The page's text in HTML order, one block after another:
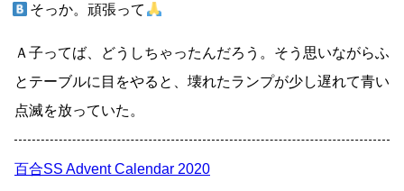
そっか。頑張って
Ａ子ってば、どうしちゃったんだろう。そう思いながらふ
とテーブルに目をやると、壊れたランプが少し遅れて青い
点滅を放っていた。
百合SS Advent Calendar 2020